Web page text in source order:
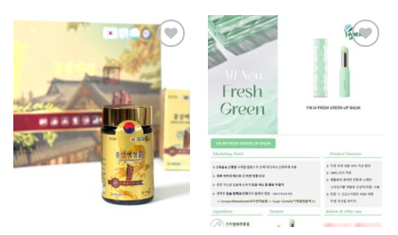
Add to
wishlist